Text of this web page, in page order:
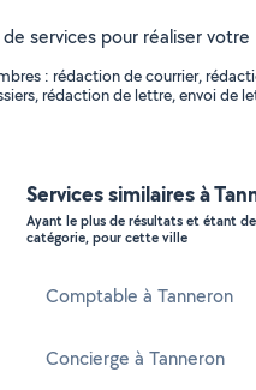
services pour réaliser
: rédaction de courrier,
rédaction de lettre, envoi
Services similaires à
Ayant le plus de résultats et étant
catégorie, pour cette ville
Comptable à Tanneron
Concierge à Tanneron